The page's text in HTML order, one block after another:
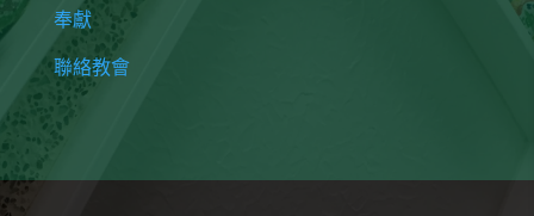
奉獻
聯絡教會